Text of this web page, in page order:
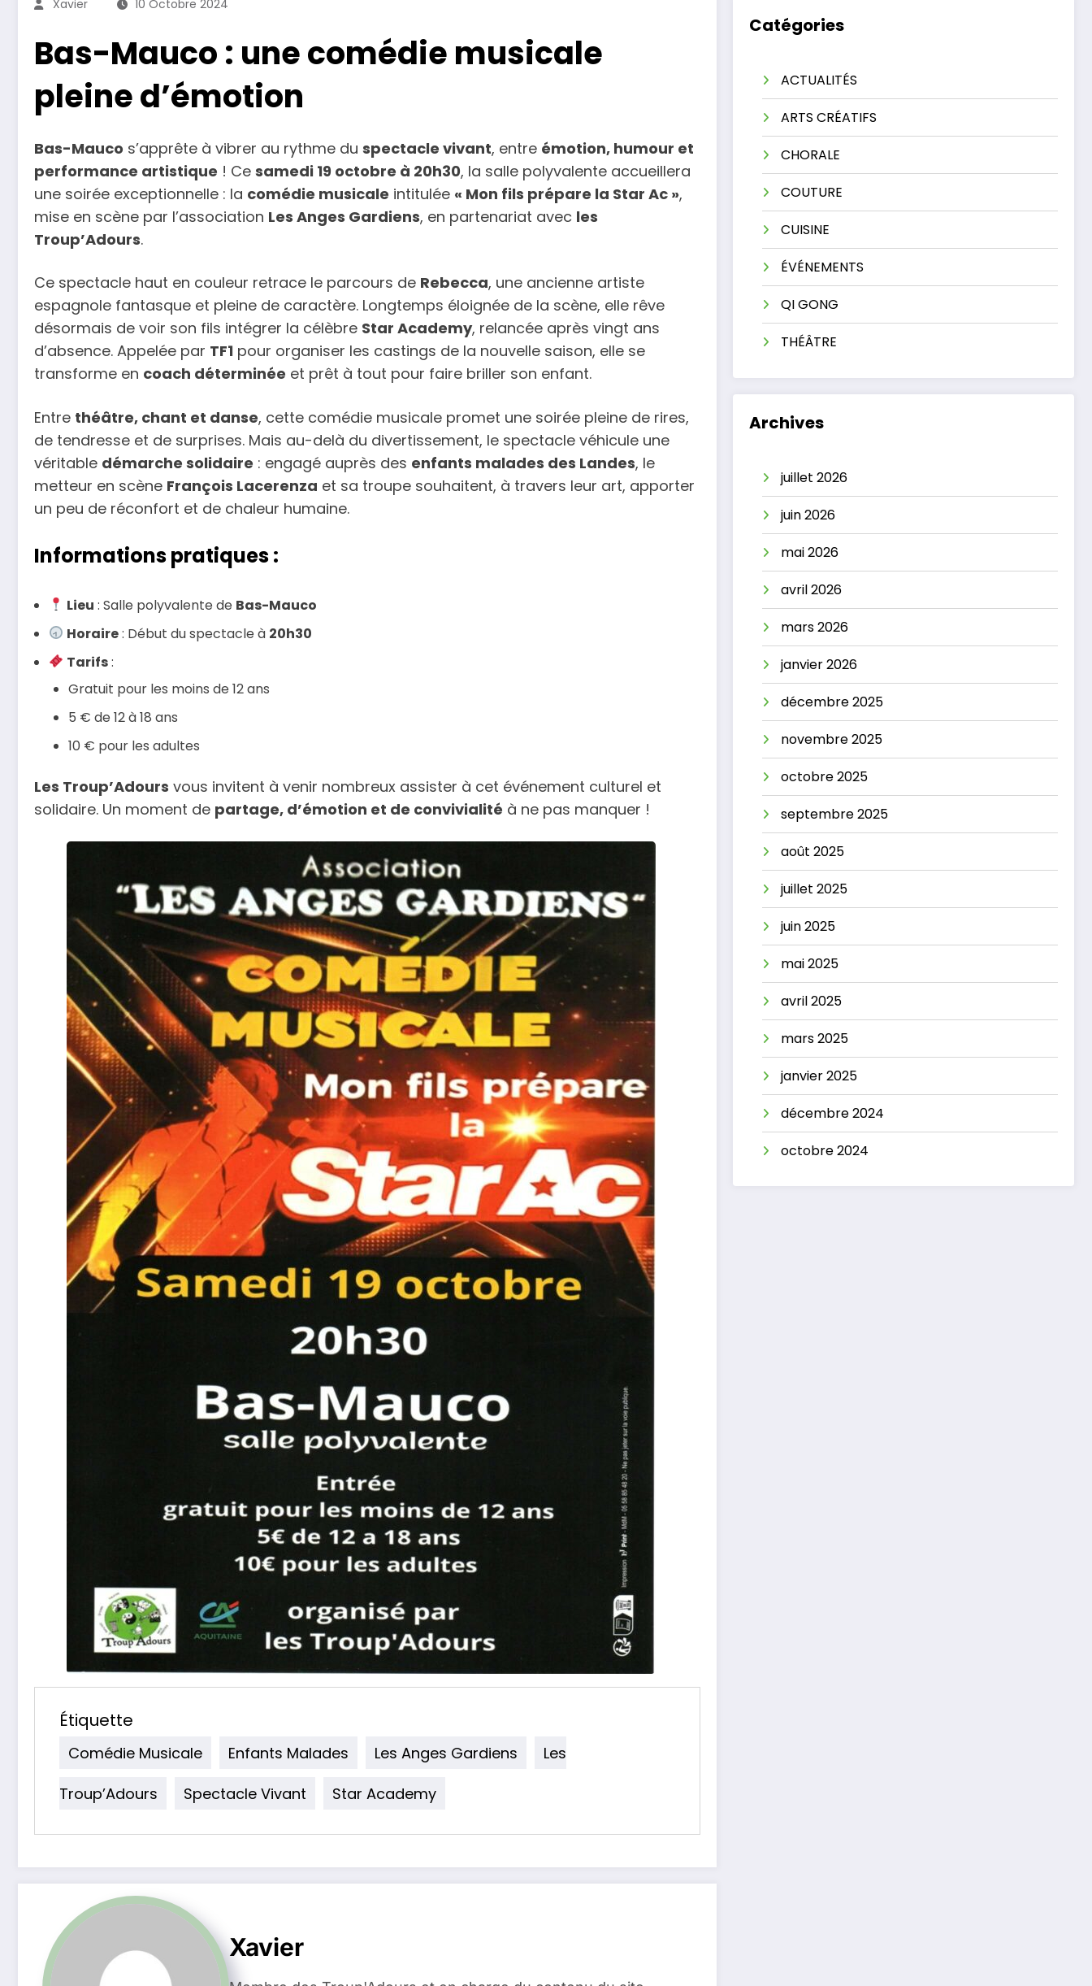
Xavier
10 Octobre 2024
Bas-Mauco : une comédie musicale
pleine d’émotion
Bas-Mauco s’apprête à vibrer au rythme du spectacle vivant, entre émotion, humour et
performance artistique ! Ce samedi 19 octobre à 20h30, la salle polyvalente accueillera
une soirée exceptionnelle : la comédie musicale intitulée « Mon fils prépare la Star Ac »,
mise en scène par l’association Les Anges Gardiens, en partenariat avec les
Troup’Adours.
Ce spectacle haut en couleur retrace le parcours de Rebecca, une ancienne artiste
espagnole fantasque et pleine de caractère. Longtemps éloignée de la scène, elle rêve
désormais de voir son fils intégrer la célèbre Star Academy, relancée après vingt ans
d’absence. Appelée par TF1 pour organiser les castings de la nouvelle saison, elle se
transforme en coach déterminée et prêt à tout pour faire briller son enfant.
Entre théâtre, chant et danse, cette comédie musicale promet une soirée pleine de rires,
de tendresse et de surprises. Mais au-delà du divertissement, le spectacle véhicule une
véritable démarche solidaire : engagé auprès des enfants malades des Landes, le
metteur en scène François Lacerenza et sa troupe souhaitent, à travers leur art, apporter
un peu de réconfort et de chaleur humaine.
Informations pratiques :
Lieu : Salle polyvalente de Bas-Mauco
Horaire: Début du spectacle à 20h30
Tarifs:
Gratuit pour les moins de 12 ans
5 € de 12 à 18 ans
10 € pour les adultes
Les Troup’Adours vous invitent à venir nombreux assister à cet événement culturel et
solidaire. Un moment de partage, d’émotion et de convivialité à ne pas manquer !
Étiquette
Comédie Musicale Enfants Malades Les Anges Gardiens
Les
Troup’Adours
Spectacle Vivant Star Academy
Xavier
Catégories
ACTUALITÉS
ARTS CRÉATIFS
CHORALE
COUTURE
CUISINE
ÉVÉNEMENTS
QI GONG
THÉÂTRE
Archives
juillet 2026
juin 2026
mai 2026
avril 2026
mars 2026
janvier 2026
décembre 2025
novembre 2025
octobre 2025
septembre 2025
août 2025
juillet 2025
juin 2025
mai 2025
avril 2025
mars 2025
janvier 2025
décembre 2024
octobre 2024